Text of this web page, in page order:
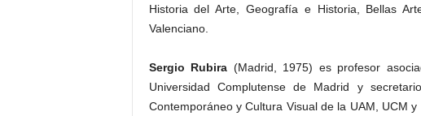
Historia del Arte, Geografía e Historia, Bellas
Valenciano.
Sergio Rubira (Madrid, 1975) es profesor
Universidad Complutense de Madrid y
Contemporáneo y Cultura Visual de la UAM, UCM